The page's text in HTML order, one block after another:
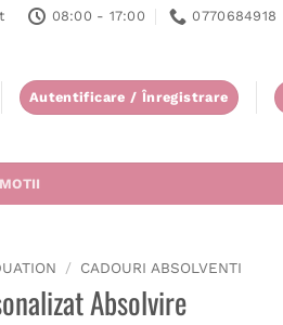
08:00 - 17:00 0770684918
Autentificare / Înregistrare
/ CADOURI ABSOLVENTI
Absolvire